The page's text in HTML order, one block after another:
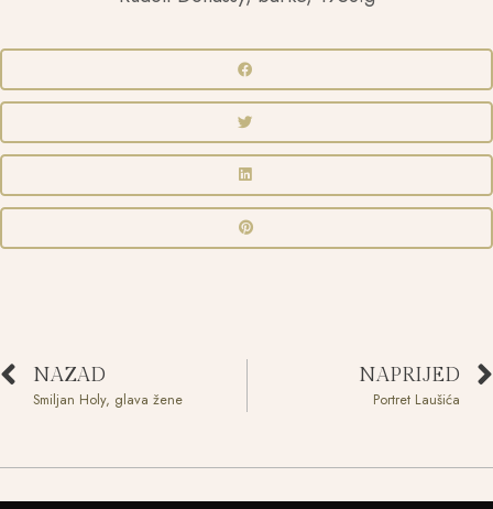
NAZAD
Smiljan Holy, glava žene
NAPRIJED
Portret Laušića